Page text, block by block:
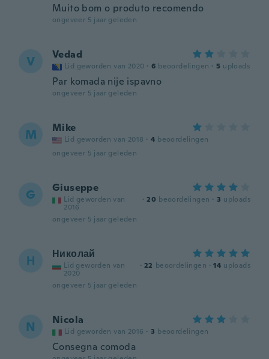
Muito bom o produto recomendo
ongeveer 5 jaar geleden
V Vedad
Lid geworden van 2020 · 6 beoordelingen · 5 uploads
Par komada nije ispavno
ongeveer 5 jaar geleden
M Mike
Lid geworden van 2018 · 4 beoordelingen
ongeveer 5 jaar geleden
G Giuseppe
Lid geworden van
2016
· 20 beoordelingen · 3 uploads
ongeveer 5 jaar geleden
Н Николай
Lid geworden van
2020
· 22 beoordelingen · 14 uploads
ongeveer 5 jaar geleden
N Nicola
Lid geworden van 2016 · 3 beoordelingen
Consegna comoda